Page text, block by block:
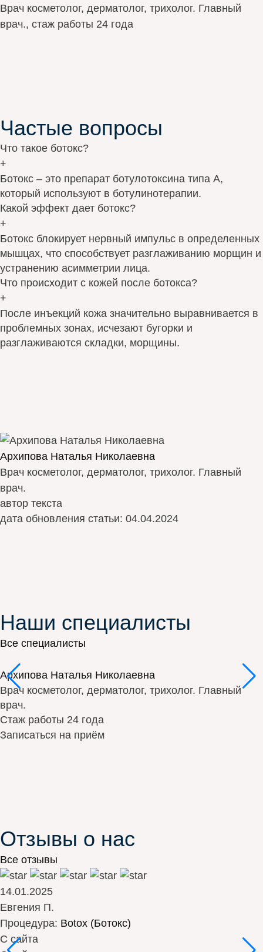
Врач косметолог, дерматолог, трихолог. Главный
врач., стаж работы 24 года
Частые вопросы
Что такое ботокс?
+
Ботокс – это препарат ботулотоксина типа А,
который используют в ботулинотерапии.
Какой эффект дает ботокс?
+
Ботокс блокирует нервный импульс в определенных
мышцах, что способствует разглаживанию морщин и
устранению асимметрии лица.
Что происходит с кожей после ботокса?
+
После инъекций кожа значительно выравнивается в
проблемных зонах, исчезают бугорки и
разглаживаются складки, морщины.
Архипова Наталья Николаевна
Врач косметолог, дерматолог, трихолог. Главный
врач.
автор текста
дата обновления статьи: 04.04.2024
Наши специалисты
Все специалисты
Архипова Наталья Николаевна
Врач косметолог, дерматолог, трихолог. Главный
врач.
Стаж работы 24 года
Записаться на приём
Отзывы о нас
Все отзывы
14.01.2025
Евгения П.
Процедура: Botox (Ботокс)
С сайта